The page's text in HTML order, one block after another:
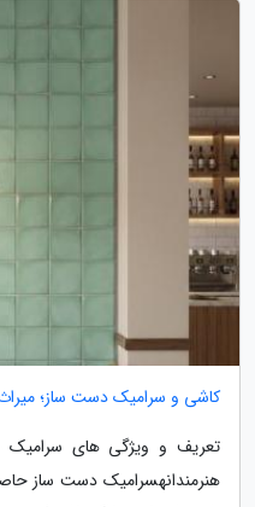
کاشی و سرامیک دست ساز؛ میراث
تعریف و ویژگی های سرامیک
هنرمندانهسرامیک دست ساز